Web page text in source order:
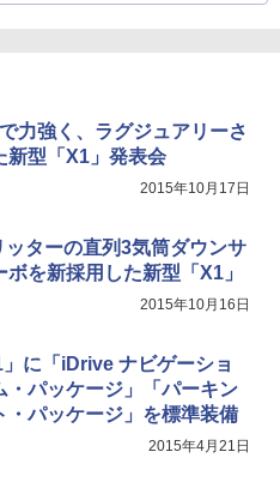
力強く、ラグジュアリーさ
新型「X1」発表会
2015年10月17日
ッターの直列3気筒ダウンサ
ボを新採用した新型「X1」
2015年10月16日
に「iDrive ナビゲーショ
・パッケージ」「パーキン
・パッケージ」を標準装備
2015年4月21日